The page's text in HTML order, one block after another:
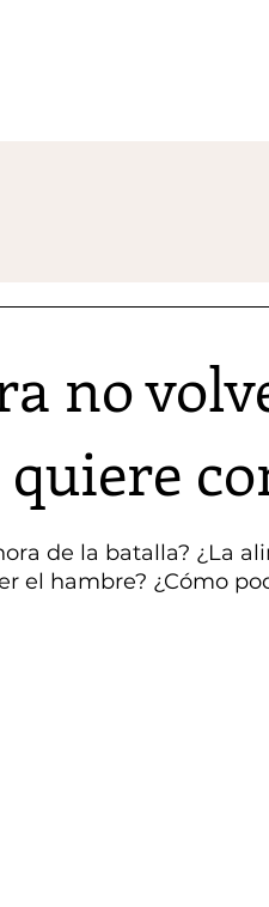
no
de la batalla? ¿La
el hambre? ¿Cómo